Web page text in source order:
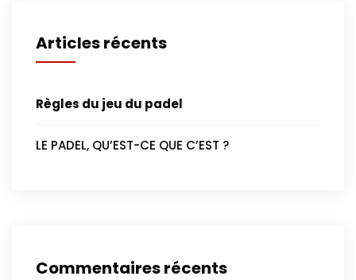
Articles récents
Règles du jeu du padel
LE PADEL, QU’EST-CE QUE C’EST ?
Commentaires récents